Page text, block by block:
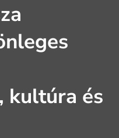
kultúra és